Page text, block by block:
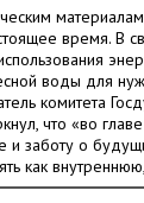
время. В
воды для
комитета
что «во
и заботу о
как